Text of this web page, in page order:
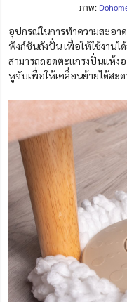
ภาพ:
อุปกรณ์ในการทำความสะอา
ฟังก์ชันถังปั่น เพื่อให้ใช้งาน
สามารถถอดตะแกรงปั่นแห้ง
หูจับเพื่อให้เคลื่อนย้ายได้สะด